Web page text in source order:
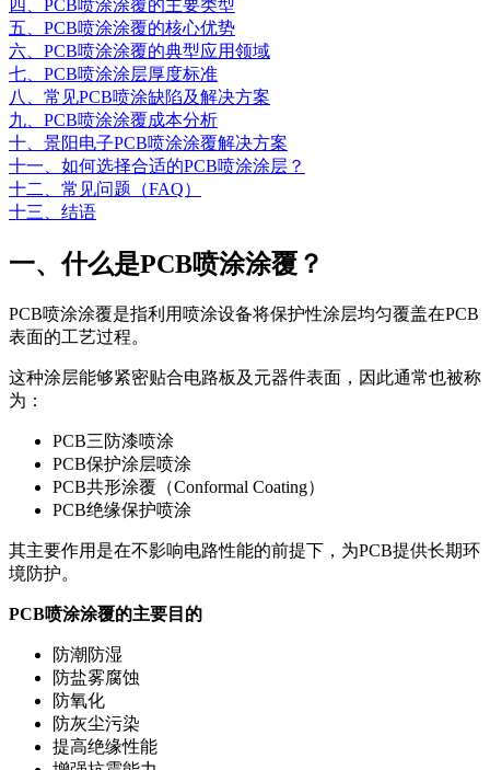
四、PCB喷涂涂覆的主要类型
五、PCB喷涂涂覆的核心优势
六、PCB喷涂涂覆的典型应用领域
七、PCB喷涂涂层厚度标准
八、常见PCB喷涂缺陷及解决方案
九、PCB喷涂涂覆成本分析
十、景阳电子PCB喷涂涂覆解决方案
十一、如何选择合适的PCB喷涂涂层？
十二、常见问题（FAQ）
十三、结语
一、什么是PCB喷涂涂覆？
PCB喷涂涂覆是指利用喷涂设备将保护性涂层均匀覆盖在PCB
表面的工艺过程。
这种涂层能够紧密贴合电路板及元器件表面，因此通常也被称
为：
PCB三防漆喷涂
PCB保护涂层喷涂
PCB共形涂覆（Conformal Coating）
PCB绝缘保护喷涂
其主要作用是在不影响电路性能的前提下，为PCB提供长期环
境防护。
PCB喷涂涂覆的主要目的
防潮防湿
防盐雾腐蚀
防氧化
防灰尘污染
提高绝缘性能